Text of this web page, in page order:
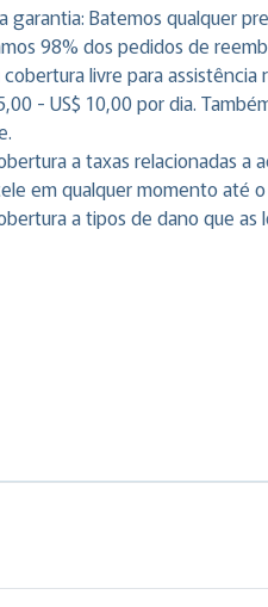
garantia: Batemos qualquer
98% dos pedidos de
cobertura livre para
- US$ 10,00 por dia.
a taxas relacionadas a
em qualquer momento até
a tipos de dano que as